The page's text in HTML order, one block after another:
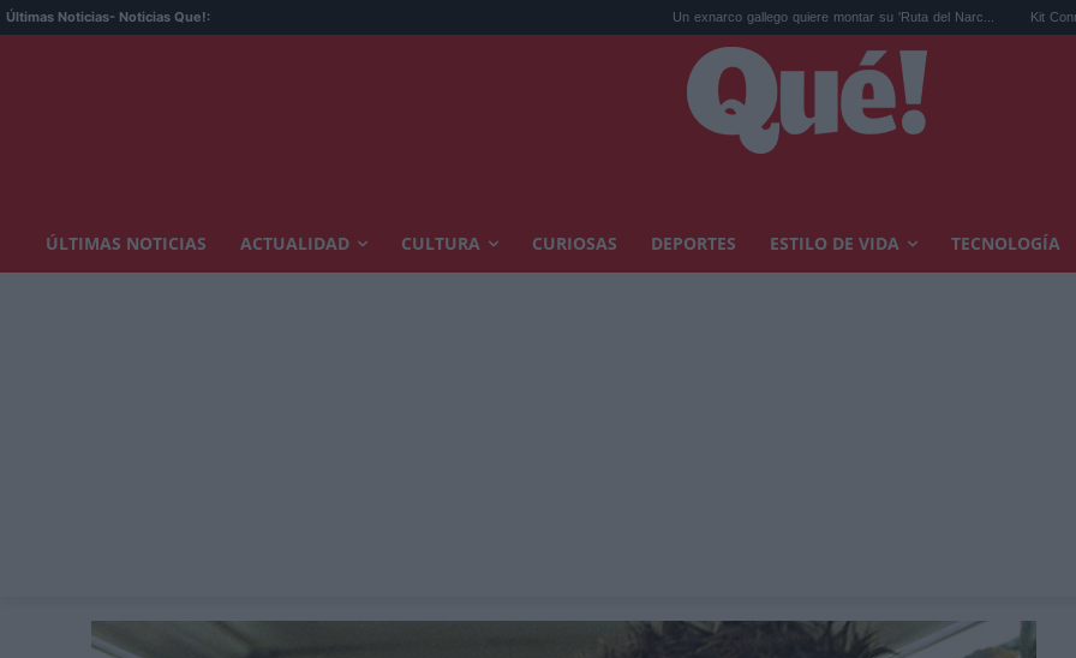
Últimas Noticias- Noticias Que!: Un exnarco gallego quiere montar su 'Ruta del Narc... Kit Connor será Cíclope
ÚLTIMAS NOTICIAS ACTUALIDAD CULTURA CURIOSAS DEPORTES ESTILO DE VIDA TECNOLOGÍA